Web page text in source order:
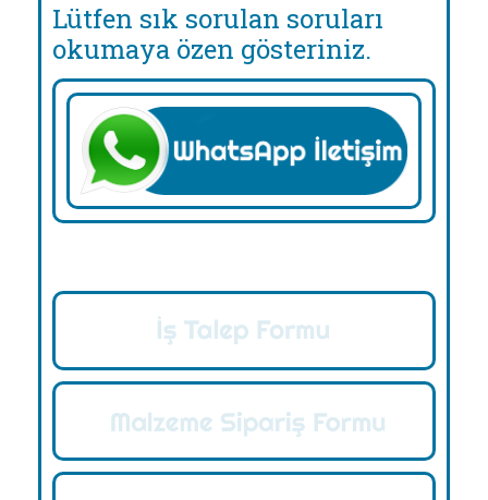
Lütfen sık sorulan soruları
okumaya özen gösteriniz.